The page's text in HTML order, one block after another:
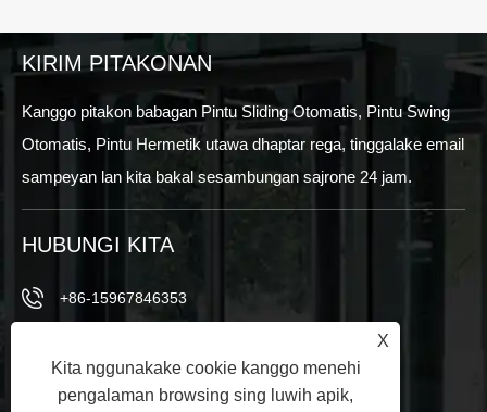
KIRIM PITAKONAN
Kanggo pitakon babagan Pintu Sliding Otomatis, Pintu Swing
Otomatis, Pintu Hermetik utawa dhaptar rega, tinggalake email
sampeyan lan kita bakal sesambungan sajrone 24 jam.
HUBUNGI KITA
+86-15967846353
info@vezedoors.com
X
Kita nggunakake cookie kanggo menehi
pengalaman browsing sing luwih apik,